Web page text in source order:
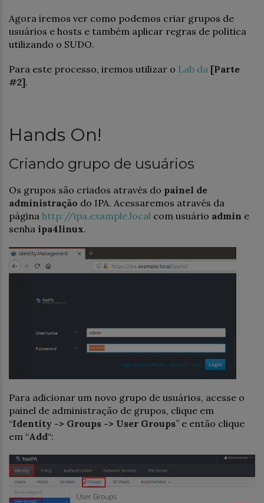
Agora iremos ver como podemos criar grupos de
usuários e hosts e também aplicar regras de política
utilizando o SUDO.
Para este processo, iremos utilizar o Lab da [Parte
#2].
Hands On!
Criando grupo de usuários
Os grupos são criados através do painel de
administração do IPA. Acessaremos através da
página http://ipa.example.local com usuário admin e
senha ipa4linux.
Para adicionar um novo grupo de usuários, acesse o
painel de administração de grupos, clique em
“Identity -> Groups -> User Groups” e então clique
em “Add“: